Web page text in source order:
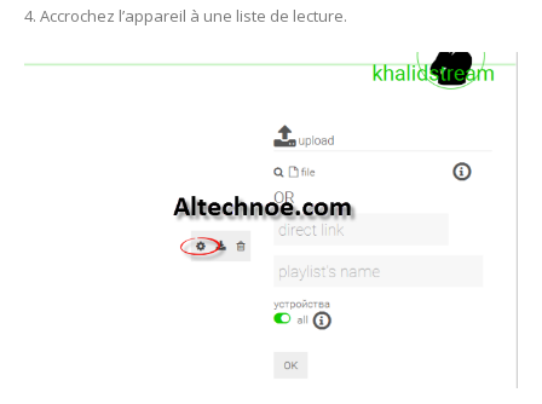
4. Accrochez l’appareil à une liste de lecture.